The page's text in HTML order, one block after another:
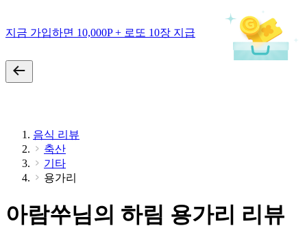
지금 가입하면 10,000P + 로또 10장 지급
음식 리뷰
축산
기타
용가리
아람쑤님의 하림 용가리 리뷰